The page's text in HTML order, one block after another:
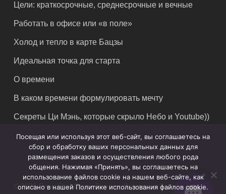
Цели: краткосрочные, среднесрочные и вечные
Работать в офисе или «в поле»
Холод и тепло в карте Бацзы
Идеальная точка для старта
О времени
В каком времени формулировать мечту
Секреты Ци Мэнь, которые скрыло Небо и Youtube))
© 2026 Feng Shui Crazy Journey. Владимир Захаров. Все
Посещая или используя этот веб-сайт, вы соглашаетесь на
сбор и обработку ваших персональных данных для
размещения заказов и осуществления любого рода
общения. Нажимая «Принять», вы соглашаетесь на
использование файлов cookie на нашем веб-сайте, как
описано в нашей Политике использования файлов cookie.